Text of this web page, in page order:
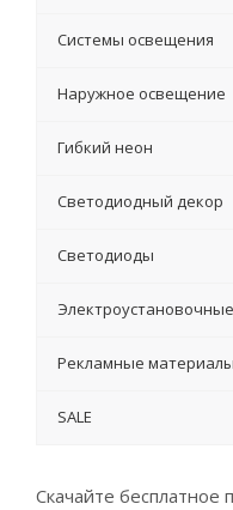
Системы освещения
Наружное освещение
Гибкий неон
Светодиодный декор
Светодиоды
Рекламные материалы
SALE
Скачайте бесплатное